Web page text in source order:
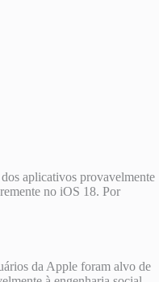
aplicativos provavelmente
no iOS 18. Por
da Apple foram alvo de